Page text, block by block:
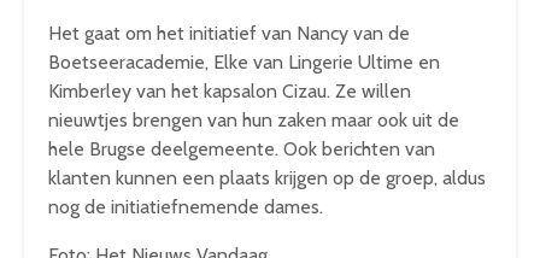
Het gaat om het initiatief van Nancy van de
Boetseeracademie, Elke van Lingerie Ultime en
Kimberley van het kapsalon Cizau. Ze willen
nieuwtjes brengen van hun zaken maar ook uit de
hele Brugse deelgemeente. Ook berichten van
klanten kunnen een plaats krijgen op de groep, aldus
nog de initiatiefnemende dames.